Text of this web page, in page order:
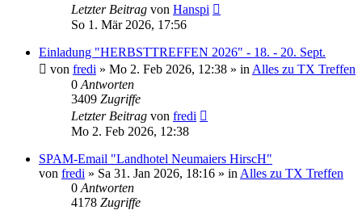
Letzter Beitrag von Hanspi
So 1. Mär 2026, 17:56
Einladung "HERBSTTREFFEN 2026" - 18. - 20. Sept.
von fredi » Mo 2. Feb 2026, 12:38 » in Alles zu TX Treffen
0 Antworten
3409 Zugriffe
Letzter Beitrag von fredi
Mo 2. Feb 2026, 12:38
SPAM-Email "Landhotel Neumaiers HirscH"
von fredi » Sa 31. Jan 2026, 18:16 » in Alles zu TX Treffen
0 Antworten
4178 Zugriffe